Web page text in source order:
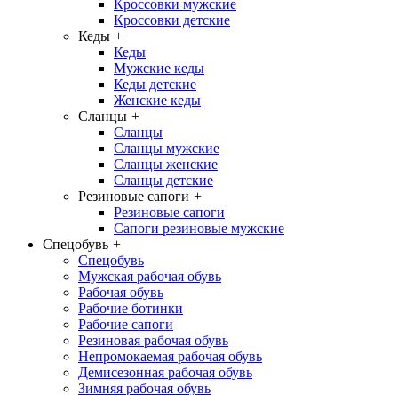
Кроссовки мужские
Кроссовки детские
Кеды +
Кеды
Мужские кеды
Кеды детские
Женские кеды
Сланцы +
Сланцы
Сланцы мужские
Сланцы женские
Сланцы детские
Резиновые сапоги +
Резиновые сапоги
Сапоги резиновые мужские
Спецобувь +
Спецобувь
Мужская рабочая обувь
Рабочая обувь
Рабочие ботинки
Рабочие сапоги
Резиновая рабочая обувь
Непромокаемая рабочая обувь
Демисезонная рабочая обувь
Зимняя рабочая обувь